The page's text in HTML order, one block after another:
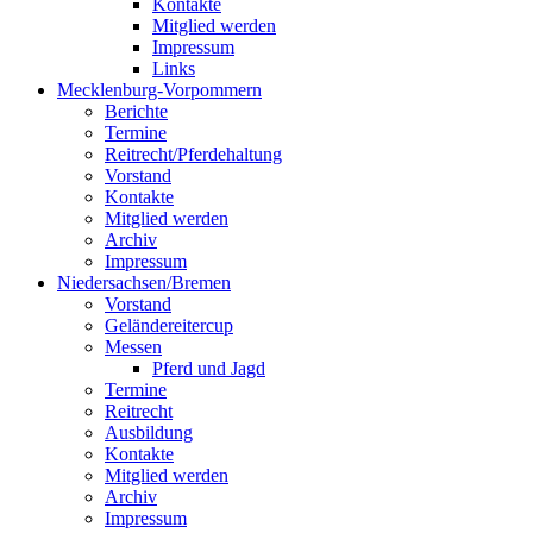
Kontakte
Mitglied werden
Impressum
Links
Mecklenburg-Vorpommern
Berichte
Termine
Reitrecht/Pferdehaltung
Vorstand
Kontakte
Mitglied werden
Archiv
Impressum
Niedersachsen/Bremen
Vorstand
Geländereitercup
Messen
Pferd und Jagd
Termine
Reitrecht
Ausbildung
Kontakte
Mitglied werden
Archiv
Impressum